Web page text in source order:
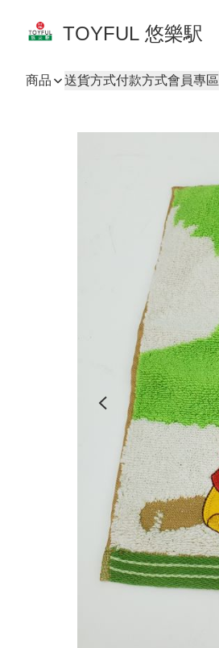
TOYFUL 悠樂駅
商品 送貨方式付款方式會員專區